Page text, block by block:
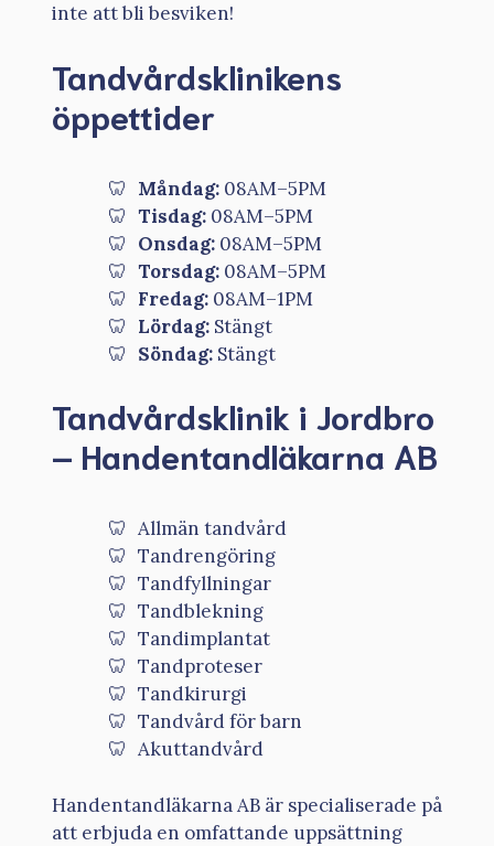
inte att bli besviken!
Tandvårdsklinikens
öppettider
Måndag: 08AM–5PM
Tisdag: 08AM–5PM
Onsdag: 08AM–5PM
Torsdag: 08AM–5PM
Fredag: 08AM–1PM
Lördag: Stängt
Söndag: Stängt
Tandvårdsklinik i Jordbro
– Handentandläkarna AB
Allmän tandvård
Tandrengöring
Tandfyllningar
Tandblekning
Tandimplantat
Tandproteser
Tandkirurgi
Tandvård för barn
Akuttandvård
Handentandläkarna AB är specialiserade på
att erbjuda en omfattande uppsättning